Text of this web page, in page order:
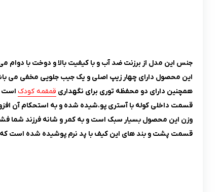
جنس این مدل از برزنت ضد آب و با کیفیت بالا و دوخت با دوام
این محصول دارای چهار زیپ اصلی و یک جیب جلویی مخفی می
همچنین دارای دو محفظه توری برای نگهداری قمقمه کودک است
قسمت داخلی کوله با آستری پو.شیده شده و به استحکام آن
وزن این محصول بسیار سبک است و به کمر و شانه فرزند شما
قسمت پشت و بند های این کیف با پد نرم پوشیده شده است که